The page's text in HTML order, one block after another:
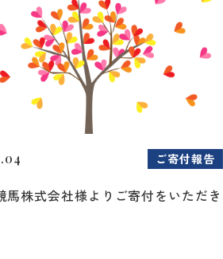
ご寄付報告
馬株式会社様よりご寄付をいただき